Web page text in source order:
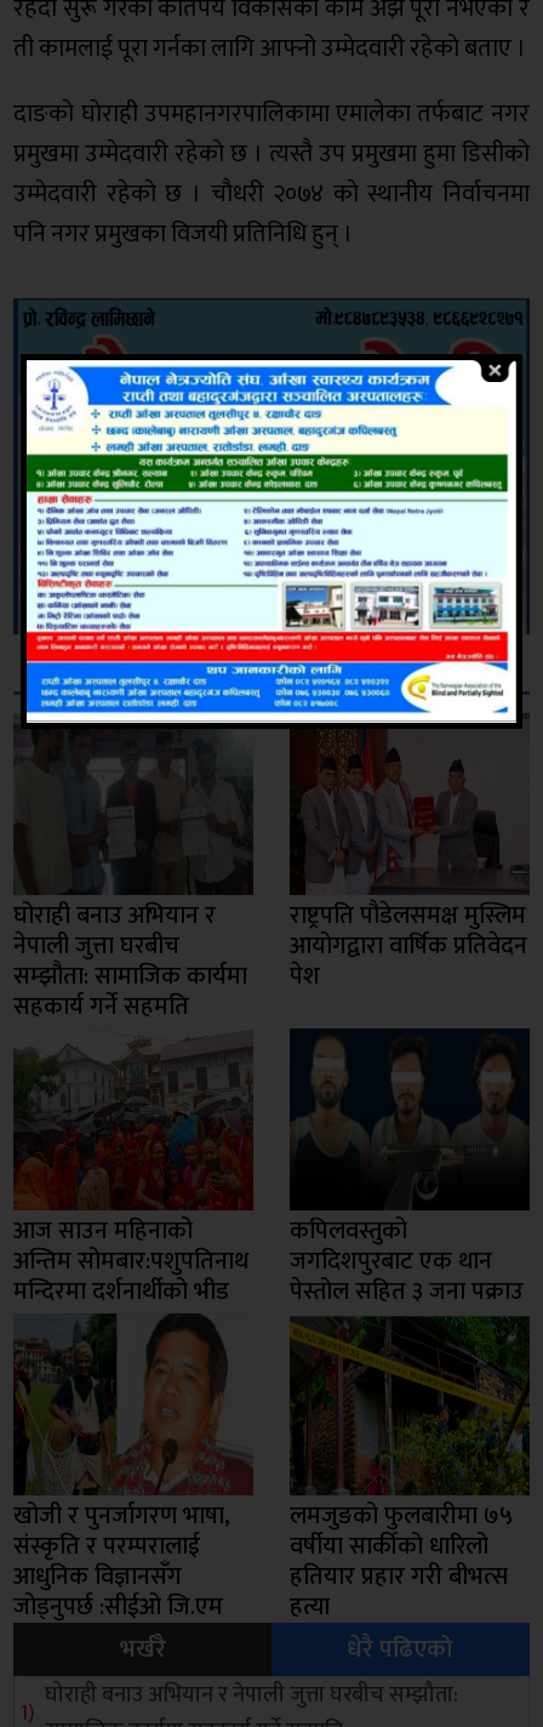
रहँदा सुरू गरेका कतिपय विकासका काम अझै पूरा नभएकाे र
ती कामलाई पूरा गर्नका लागि आफ्नो उम्मेदवारी रहेकाे बताए ।
दाङकाे घाेराही उपमहानगरपालिकामा एमालेका तर्फबाट नगर
प्रमुखमा उम्मेदवारी रहेकाे छ । त्यस्तै उप प्रमुखमा हुमा डिसीकाे
उम्मेदवारी रहेकाे छ । चाैधरी २०७४ काे स्थानीय निर्वाचनमा
पनि नगर प्रमुखका विजयी प्रतिनिधि हुन् ।
सम्बन्धित
घोराही बनाउ अभियान र
नेपाली जुत्ता घरबीच
सम्झौता: सामाजिक कार्यमा
सहकार्य गर्ने सहमति
राष्ट्रपति पौडेलसमक्ष मुस्लिम
आयोगद्वारा वार्षिक प्रतिवेदन
पेश
आज साउन महिनाको
अन्तिम सोमबार:पशुपतिनाथ
मन्दिरमा दर्शनार्थीको भीड
कपिलवस्तुको
जगदिशपुरबाट एक थान
पेस्तोल सहित ३ जना पक्राउ
खोजी र पुनर्जागरण भाषा,
संस्कृति र परम्परालाई
आधुनिक विज्ञानसँग
जोड्नुपर्छ :सीईओ जि.एम
लमजुङको फुलबारीमा ७५
वर्षीया सार्कीको धारिलो
हतियार प्रहार गरी बीभत्स
हत्या
भर्खरै
धेरै पढिएको
घोराही बनाउ अभियान र नेपाली जुत्ता घरबीच सम्झौता: